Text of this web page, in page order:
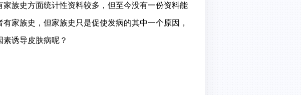
族史方面统计性资料较多，但至今没有一份资料能
家族史，但家族史只是促使发病的其中一个原因，
诱导皮肤病呢？